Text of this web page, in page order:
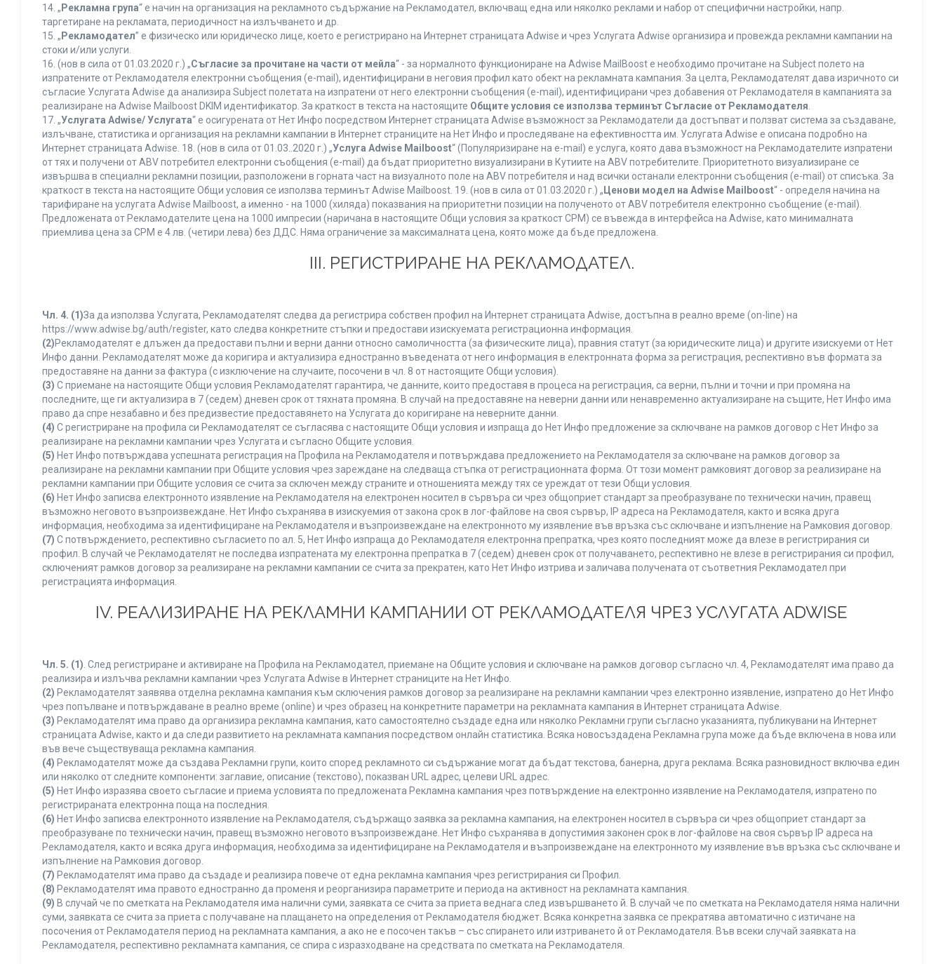
14. „ Рекламна група“ е начин на организация на рекламното съдържание на Рекламодател, включващ една или няколко реклами и набор от специфични настройки, напр.
таргетиране на рекламата, периодичност на излъчването и др.
15. „ Рекламодател” е физическо или юридическо лице, което е регистрирано на Интернет страницата Adwise и чрез Услугата Adwise организира и провежда рекламни кампании на
стоки и/или услуги.
16. (нов в сила от 01.03.2020 г.) „Съгласие за прочитане на части от мейла“ - за нормалното функциониране на Adwise MailBoost е необходимо прочитане на Subject полето на
изпратените от Рекламодателя електронни съобщения (e-mail), идентифицирани в неговия профил като обект на рекламната кампания. За целта, Рекламодателят дава изричното си
съгласие Услугата Adwise да анализира Subject полетата на изпратени от него електронни съобщения (e-mail), идентифицирани чрез добавения от Рекламодателя в кампанията за
реализиране на Adwise Mailboost DKIM идентификатор. За краткост в текста на настоящите Общите условия се използва терминът Съгласие от Рекламодателя
17. „Услугата Adwise/ Услугата“ е осигурената от Нет Инфо посредством Интернет страницата Adwise възможност за Рекламодатели да достъпват и ползват система за създаване,
излъчване, статистика и организация на рекламни кампании в Интернет страниците на Нет Инфо и проследяване на ефективността им. Услугата Adwise е описана подробно на
Интернет страницата Adwise. 18. (нов в сила от 01.03..2020 г.) „Услуга Adwise Mailboost“ (Популяризиране на e-mail) е услуга, която дава възможност на Рекламодателите изпратени
от тях и получени от ABV потребител електронни съобщения (e-mail) да бъдат приоритетно визуализирани в Кутиите на ABV потребителите. Приоритетното визуализиране се
извършва в специални рекламни позиции, разположени в горната част на визуалното поле на ABV потребителя и над всички останали електронни съобщения (e-mail) от списъка. За
краткост в текста на настоящите Общи условия се използва терминът Adwise Mailboost. 19. (нов в сила от 01.03.2020 г.) „ Ценови модел на Adwise Mailboost“ - определя начина на
тарифиране на услугата Adwise Mailboost, а именно - на 1000 (хиляда) показвания на приоритетни позиции на полученото от ABV потребителя електронно съобщение (e-mail).
Предложената от Рекламодателите цена на 1000 импресии (наричана в настоящите Общи условия за краткост CPM) се въвежда в интерфейса на Adwise, като минималната
приемлива цена за CPM е 4 лв. (четири лева) без ДДС. Няма ограничение за максималната цена, която може да бъде предложена.
ІІІ. РЕГИСТРИРАНЕ НА РЕКЛАМОДАТЕЛ.
Чл. 4. (1)За да използва Услугата, Рекламодателят следва да регистрира собствен профил на Интернет страницата Adwise, достъпна в реално време (on-line) на
https://www.adwise.bg/auth/register, като следва конкретните стъпки и предостави изискуемата регистрационна информация.
(2)Рекламодателят е длъжен да предостави пълни и верни данни относно самоличността (за физическите лица), правния статут (за юридическите лица) и другите изискуеми от Нет
Инфо данни. Рекламодателят може да коригира и актуализира едностранно въведената от него информация в електронната форма за регистрация, респективно във формата за
предоставяне на данни за фактура (с изключение на случаите, посочени в чл. 8 от настоящите Общи условия).
(3) С приемане на настоящите Общи условия Рекламодателят гарантира, че данните, които предоставя в процеса на регистрация, са верни, пълни и точни и при промяна на
последните, ще ги актуализира в 7 (седем) дневен срок от тяхната промяна. В случай на предоставяне на неверни данни или ненавременно актуализиране на същите, Нет Инфо има
право да спре незабавно и без предизвестие предоставянето на Услугата до коригиране на неверните данни.
(4) С регистриране на профила си Рекламодателят се съгласява с настоящите Общи условия и изпраща до Нет Инфо предложение за сключване на рамков договор с Нет Инфо за
реализиране на рекламни кампании чрез Услугата и съгласно Общите условия.
(5) Нет Инфо потвърждава успешната регистрация на Профила на Рекламодателя и потвърждава предложението на Рекламодателя за сключване на рамков договор за
реализиране на рекламни кампании при Общите условия чрез зареждане на следваща стъпка от регистрационната форма. От този момент рамковият договор за реализиране на
рекламни кампании при Общите условия се счита за сключен между страните и отношенията между тях се уреждат от тези Общи условия.
(6) Нет Инфо записва електронното изявление на Рекламодателя на електронен носител в сървъра си чрез общоприет стандарт за преобразуване по технически начин, правещ
възможно неговото възпроизвеждане. Нет Инфо съхранява в изискуемия от закона срок в лог-файлове на своя сървър, IP адреса на Рекламодателя, както и всяка друга
информация, необходима за идентифициране на Рекламодателя и възпроизвеждане на електронното му изявление във връзка със сключване и изпълнение на Рамковия договор.
(7) С потвърждението, респективно съгласието по ал. 5, Нет Инфо изпраща до Рекламодателя електронна препратка, чрез която последният може да влезе в регистрирания си
профил. В случай че Рекламодателят не последва изпратената му електронна препратка в 7 (седем) дневен срок от получаването, респективно не влезе в регистрирания си профил,
сключеният рамков договор за реализиране на рекламни кампании се счита за прекратен, като Нет Инфо изтрива и заличава получената от съответния Рекламодател при
регистрацията информация.
IV. РЕАЛИЗИРАНЕ НА РЕКЛАМНИ КАМПАНИИ ОТ РЕКЛАМОДАТЕЛЯ ЧРЕЗ УСЛУГАТА ADWISE
Чл. 5. (1) . След регистриране и активиране на Профила на Рекламодател, приемане на Общите условия и сключване на рамков договор съгласно чл. 4, Рекламодателят има право да
реализира и излъчва рекламни кампании чрез Услугата Adwise в Интернет страниците на Нет Инфо.
(2) Рекламодателят заявява отделна рекламна кампания към сключения рамков договор за реализиране на рекламни кампании чрез електронно изявление, изпратено до Нет Инфо
чрез попълване и потвърждаване в реално време (online) и чрез образец на конкретните параметри на рекламната кампания в Интернет страницата Adwise.
(3) Рекламодателят има право да организира рекламна кампания, като самостоятелно създаде една или няколко Рекламни групи съгласно указанията, публикувани на Интернет
страницата Adwise, както и да следи развитието на рекламната кампания посредством онлайн статистика. Всяка новосъздадена Рекламна група може да бъде включена в нова или
във вече съществуваща рекламна кампания.
(4) Рекламодателят може да създава Рекламни групи, които според рекламното си съдържание могат да бъдат текстова, банерна, друга реклама. Всяка разновидност включва един
или няколко от следните компоненти: заглавие, описание (текстово), показван URL адрес, целеви URL адрес.
(5) Нет Инфо изразява своето съгласие и приема условията по предложената Рекламна кампания чрез потвърждение на електронно изявление на Рекламодателя, изпратено по
регистрираната електронна поща на последния.
(6) Нет Инфо записва електронното изявление на Рекламодателя, съдържащо заявка за рекламна кампания, на електронен носител в сървъра си чрез общоприет стандарт за
преобразуване по технически начин, правещ възможно неговото възпроизвеждане. Нет Инфо съхранява в допустимия законен срок в лог-файлове на своя сървър IP адреса на
Рекламодателя, както и всяка друга информация, необходима за идентифициране на Рекламодателя и възпроизвеждане на електронното му изявление във връзка със сключване и
изпълнение на Рамковия договор.
(7) Рекламодателят има право да създаде и реализира повече от една рекламна кампания чрез регистрирания си Профил.
(8) Рекламодателят има правото едностранно да променя и реорганизира параметрите и периода на активност на рекламната кампания.
(9) В случай че по сметката на Рекламодателя има налични суми, заявката се счита за приета веднага след извършването й. В случай че по сметката на Рекламодателя няма налични
суми, заявката се счита за приета с получаване на плащането на определения от Рекламодателя бюджет. Всяка конкретна заявка се прекратява автоматично с изтичане на
посочения от Рекламодателя период на рекламната кампания, а ако не е посочен такъв – със спирането или изтриването й от Рекламодателя. Във всеки случай заявката на
Рекламодателя, респективно рекламната кампания, се спира с изразходване на средствата по сметката на Рекламодателя.